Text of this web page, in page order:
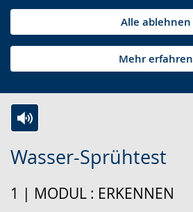
Alle ablehnen
Mehr erfahren
Wasser-Sprühtest
1 | MODUL : ERKENNEN
Leichten
wechseln.
Audio-
Video
Deutscher